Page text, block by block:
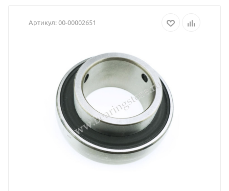
SB
210
подшипник
SKF
взят
Артикул:00-00002651